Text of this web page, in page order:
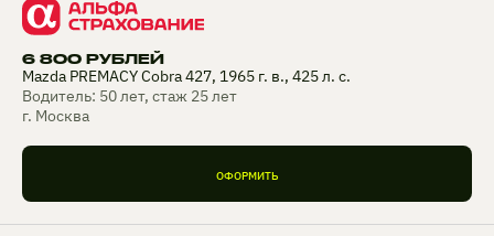
6 800 РУБЛЕЙ
Mazda PREMACY Cobra 427, 1965 г. в., 425 л. с.
Водитель: 50 лет, стаж 25 лет
г. Москва
ОФОРМИТЬ